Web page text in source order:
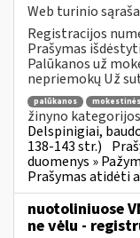
Web turinio
Registracijos
Prašymas
Palūkanos už
nepriemokų Už
palūkanos
žinyno
Delspinigiai,
138-143 str.)
duomenys »
Prašymas atidėti
nuotoliniuose
ne vėlu -